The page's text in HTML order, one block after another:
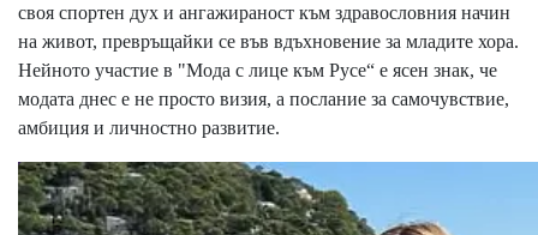
своя спортен дух и ангажираност към здравословния начин
на живот, превръщайки се във вдъхновение за младите хора.
Нейното участие в "Мода с лице към Русе“ е ясен знак, че
модата днес е не просто визия, а послание за самочувствие,
амбиция и личностно развитие.